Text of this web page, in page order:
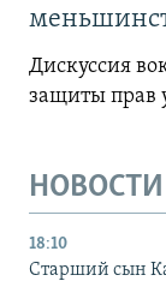
Дискуссия
защиты прав
НОВОСТИ
18:10
Старший сын